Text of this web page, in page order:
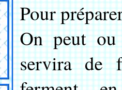
Pour
On peut
servira de